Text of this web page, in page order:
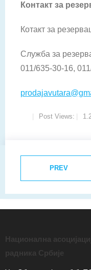
Контакт за
Котакт за
Служба за
011/635-30-16,
Post Views:
PREV
Национална
радника Србије